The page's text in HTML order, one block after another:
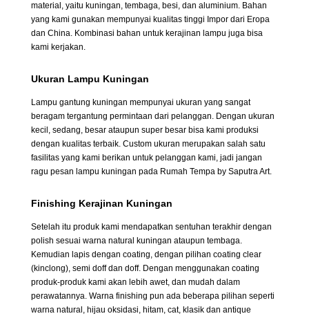
material, yaitu kuningan, tembaga, besi, dan aluminium. Bahan
yang kami gunakan mempunyai kualitas tinggi Impor dari Eropa
dan China. Kombinasi bahan untuk kerajinan lampu juga bisa
kami kerjakan.
Ukuran Lampu Kuningan
Lampu gantung kuningan mempunyai ukuran yang sangat
beragam tergantung permintaan dari pelanggan. Dengan ukuran
kecil, sedang, besar ataupun super besar bisa kami produksi
dengan kualitas terbaik. Custom ukuran merupakan salah satu
fasilitas yang kami berikan untuk pelanggan kami, jadi jangan
ragu pesan lampu kuningan pada Rumah Tempa by Saputra Art.
Finishing Kerajinan Kuningan
Setelah itu produk kami mendapatkan sentuhan terakhir dengan
polish sesuai warna natural kuningan ataupun tembaga.
Kemudian lapis dengan coating, dengan pilihan coating clear
(kinclong), semi doff dan doff. Dengan menggunakan coating
produk-produk kami akan lebih awet, dan mudah dalam
perawatannya. Warna finishing pun ada beberapa pilihan seperti
warna natural, hijau oksidasi, hitam, cat, klasik dan antique